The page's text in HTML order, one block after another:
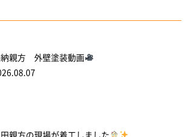
親方 外壁塗装動画
親方の現場が着工しました